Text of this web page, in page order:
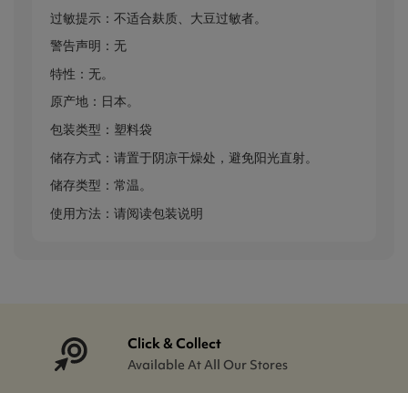
过敏提示：不适合麸质、大豆过敏者。
警告声明：无
特性：无。
原产地：日本。
包装类型：塑料袋
储存方式：请置于阴凉干燥处，避免阳光直射。
储存类型：常温。
使用方法：请阅读包装说明
Click & Collect
Available At All Our Stores